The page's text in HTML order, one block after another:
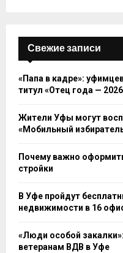
Свежие записи
«Папа в кадре»:
титул «Отец года —
Жители Уфы могут
«Мобильный
Почему важно
стройки
В Уфе пройдут
недвижимости в 16
«Люди особой
ветеранам ВДВ в Уфе